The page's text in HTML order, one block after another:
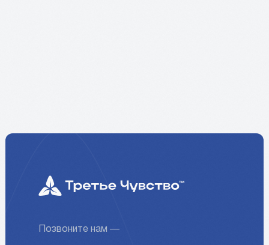
Позвоните нам —